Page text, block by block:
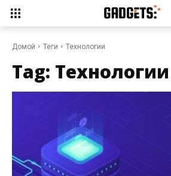
Домой Теги Технологии
Tag: Технологии